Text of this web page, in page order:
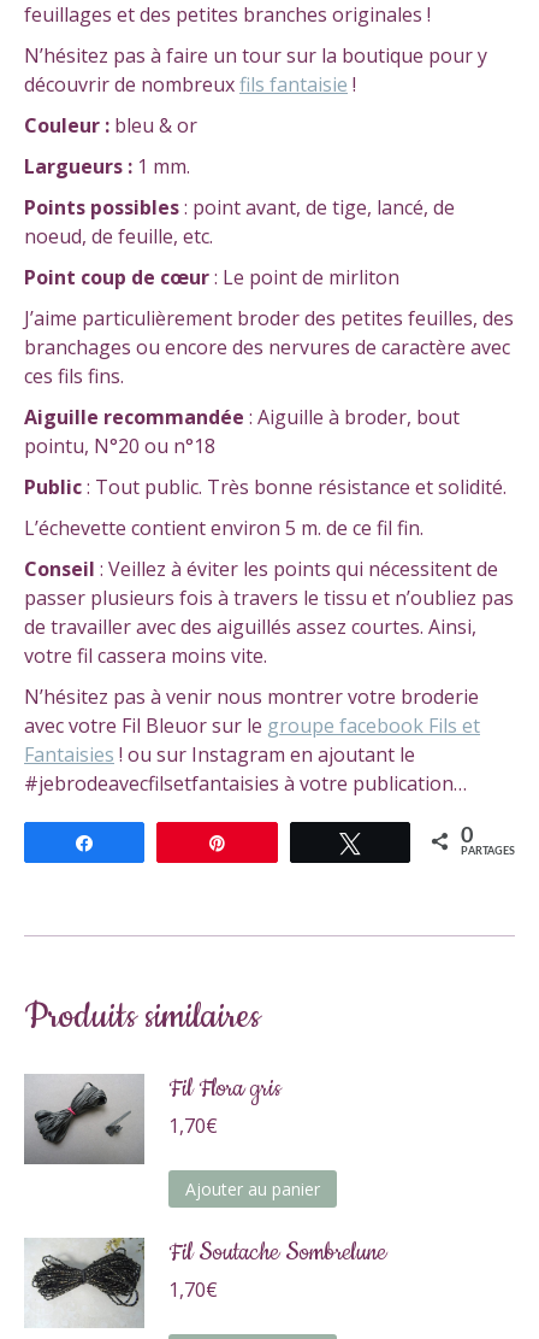
feuillages et des petites branches originales !
N’hésitez pas à faire un tour sur la boutique pour y
découvrir de nombreuxfils fantaisie !
Couleur : bleu & or
Largueurs : 1 mm.
Points possibles: point avant, de tige, lancé, de
noeud, de feuille, etc.
Point coup de cœur: Le point de mirliton
J’aime particulièrement broder des petites feuilles, des
branchages ou encore des nervures de caractère avec
ces fils fins.
Aiguille recommandée : Aiguille à broder, bout
pointu, N°20 ou n°18
Public: Tout public. Très bonne résistance et solidité.
L’échevette contient environ 5 m. de ce fil fin.
Conseil : Veillez à éviter les points qui nécessitent de
passer plusieurs fois à travers le tissu et n’oubliez pas
de travailler avec des aiguillés assez courtes. Ainsi,
votre fil cassera moins vite.
N’hésitez pas à venir nous montrer votre broderie
avec votre Fil Bleuor sur le groupe facebook Fils et
Fantaisies ! ou sur Instagram en ajoutant le
#jebrodeavecfilsetfantaisies à votre publication…
Tweetez 0
PARTAGES
Produits similaires
Fil Flora gris
1,70€
Ajouter au panier
Fil Soutache Sombrelune
1,70€